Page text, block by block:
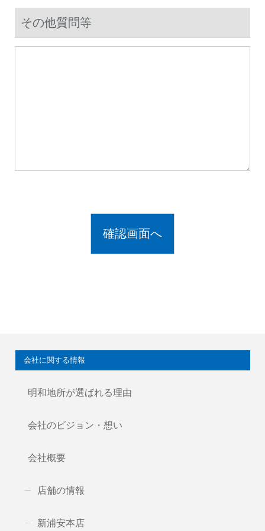
その他質問等
会社に関する情報
明和地所が選ばれる理由
会社のビジョン・想い
会社概要
店舗の情報
新浦安本店